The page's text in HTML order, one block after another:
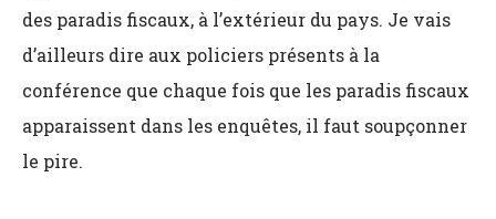
des paradis fiscaux, à l’extérieur du pays. Je vais
d’ailleurs dire aux policiers présents à la
conférence que chaque fois que les paradis fiscaux
apparaissent dans les enquêtes, il faut soupçonner
le pire.